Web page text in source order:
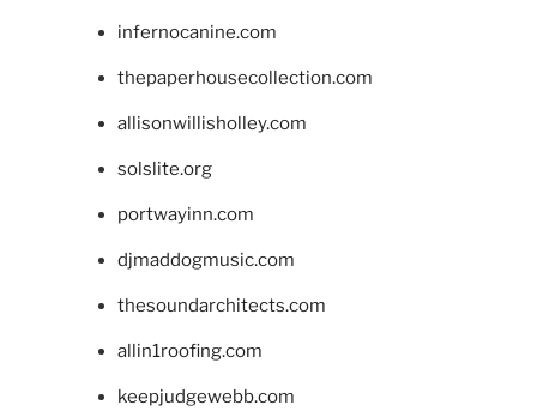
infernocanine.com
thepaperhousecollection.com
allisonwillisholley.com
solslite.org
portwayinn.com
djmaddogmusic.com
thesoundarchitects.com
allin1roofing.com
keepjudgewebb.com